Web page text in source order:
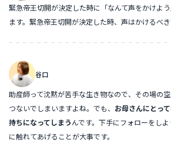
緊急帝王切開が決定した時に「なんて声をかけよ
ます。緊急帝王切開が決定した時、声はかけるべき
谷口
助産師って沈黙が苦手な生き物なので、その場の
つないでしまいますよね。でも、 お母さんにとっ
持ちになってしまうんです。下手にフォローをし
に触れてあげることが大事です。